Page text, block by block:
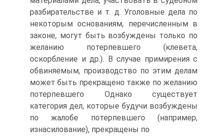
разбирательстве и т. д. Уголовные дела по
некоторым основаниям, перечисленным в
законе, могут быть возбуждены только по
желанию потерпевшего (клевета,
оскорбление и др.). В случае примирения с
обвиняемым, производство по этим делам
может быть прекращено также по желанию
потерпевшего Однако существует
категория дел, которые будучи возбуждены
по жалобе потерпевшего (например,
изнасилование), прекращены по